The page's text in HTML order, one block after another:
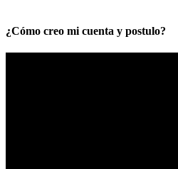
¿Cómo creo mi cuenta y postulo?